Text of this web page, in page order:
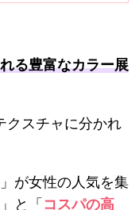
る豊富なカラー展
クスチャに分かれ
が女性の人気を集
」と「 コスパの高